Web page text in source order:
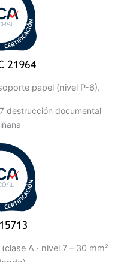
papel (nivel P-6).
destrucción documental
A · nivel 7 – 30 mm²